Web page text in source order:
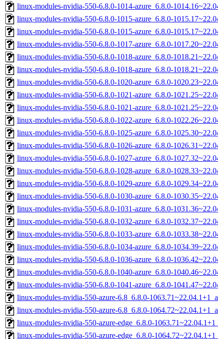
linux-modules-nvidia-550-6.8.0-1014-azure_6.8.0-
linux-modules-nvidia-550-6.8.0-1015-azure_6.8.0-
linux-modules-nvidia-550-6.8.0-1015-azure_6.8.0-
linux-modules-nvidia-550-6.8.0-1017-azure_6.8.0-
linux-modules-nvidia-550-6.8.0-1018-azure_6.8.0-
linux-modules-nvidia-550-6.8.0-1018-azure_6.8.0-
linux-modules-nvidia-550-6.8.0-1020-azure_6.8.0-
linux-modules-nvidia-550-6.8.0-1021-azure_6.8.0-
linux-modules-nvidia-550-6.8.0-1021-azure_6.8.0-
linux-modules-nvidia-550-6.8.0-1022-azure_6.8.0-
linux-modules-nvidia-550-6.8.0-1025-azure_6.8.0-
linux-modules-nvidia-550-6.8.0-1026-azure_6.8.0-
linux-modules-nvidia-550-6.8.0-1027-azure_6.8.0-
linux-modules-nvidia-550-6.8.0-1028-azure_6.8.0-
linux-modules-nvidia-550-6.8.0-1029-azure_6.8.0-
linux-modules-nvidia-550-6.8.0-1030-azure_6.8.0-
linux-modules-nvidia-550-6.8.0-1031-azure_6.8.0-
linux-modules-nvidia-550-6.8.0-1032-azure_6.8.0-
linux-modules-nvidia-550-6.8.0-1033-azure_6.8.0-
linux-modules-nvidia-550-6.8.0-1034-azure_6.8.0-
linux-modules-nvidia-550-6.8.0-1036-azure_6.8.0-
linux-modules-nvidia-550-6.8.0-1040-azure_6.8.0-
linux-modules-nvidia-550-6.8.0-1041-azure_6.8.0-
linux-modules-nvidia-550-azure-6.8_6.8.0-
linux-modules-nvidia-550-azure-6.8_6.8.0-
linux-modules-nvidia-550-azure-edge_6.8.0-
linux-modules-nvidia-550-azure-edge_6.8.0-